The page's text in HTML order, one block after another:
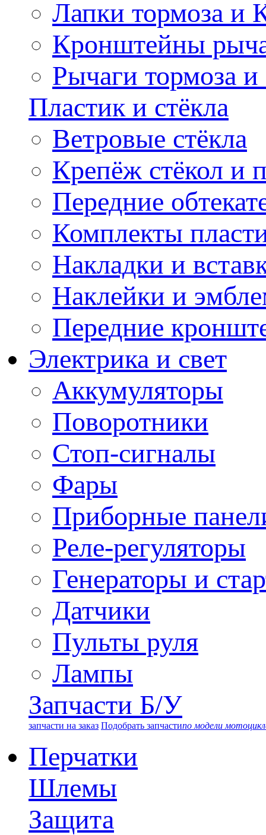
Лапки тормоза и
Кронштейны
Рычаги тормоза и
Пластик и стёкла
Ветровые стёкла
Крепёж стёкол и
Передние
Комплекты
Накладки и
Наклейки и
Передние
Электрика и свет
Аккумуляторы
Поворотники
Стоп-сигналы
Фары
Приборные
Реле-регуляторы
Генераторы и
Датчики
Пульты руля
Лампы
Запчасти Б/У
запчасти на заказ Подобрать запчастипо модели
Перчатки
Шлемы
Защита